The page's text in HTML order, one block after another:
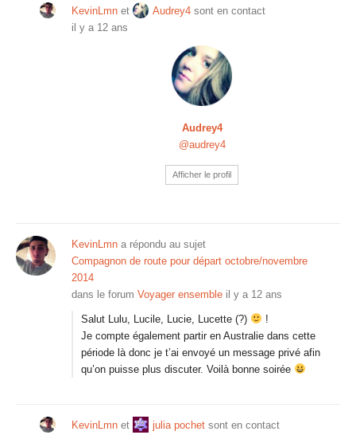
KevinLmn et Audrey4 sont en contact
il y a 12 ans
Audrey4
@audrey4
Afficher le profil
KevinLmn a répondu au sujet
Compagnon de route pour départ octobre/novembre
2014
dans le forum Voyager ensemble il y a 12 ans
Salut Lulu, Lucile, Lucie, Lucette (?)
!
Je compte également partir en Australie dans cette
période là donc je t’ai envoyé un message privé afin
qu’on puisse plus discuter. Voilà bonne soirée
KevinLmn et julia pochet sont en contact